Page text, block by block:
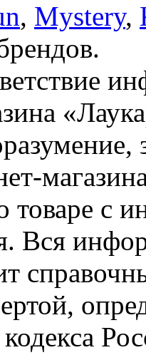
, Mystery,
с
Вся